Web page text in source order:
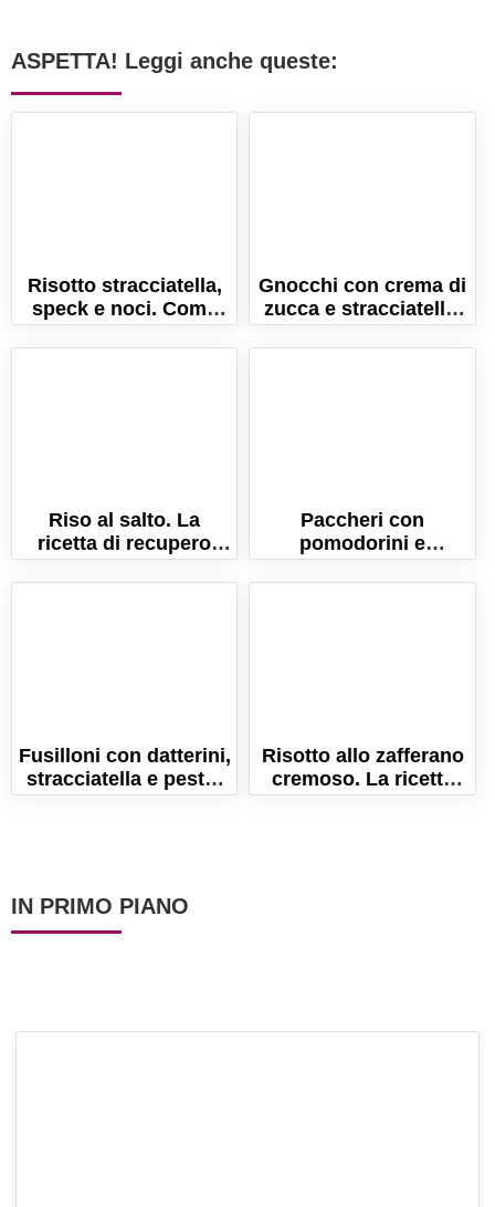
ASPETTA! Leggi anche queste:
Risotto stracciatella,
speck e noci. Come
fare un risotto
cremosissimo!
Gnocchi con crema di
zucca e stracciatella.
La ricetta del comfort
food!
Riso al salto. La
ricetta di recupero
originale con tutti i
segreti per farlo
Paccheri con
pomodorini e
stracciatella al
profumo di arancia
Fusilloni con datterini,
stracciatella e pesto.
Ricetta semplice ed
Risotto allo zafferano
cremoso. La ricetta
orginale!
IN PRIMO PIANO